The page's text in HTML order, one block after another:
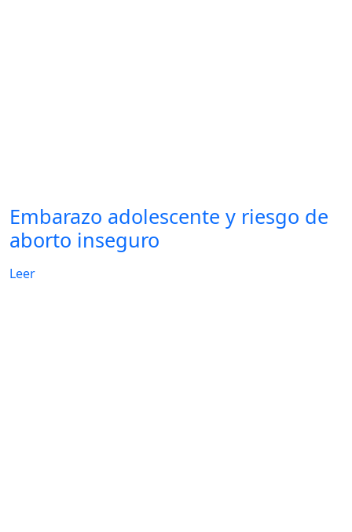
Embarazo adolescente y riesgo de
aborto inseguro
Leer